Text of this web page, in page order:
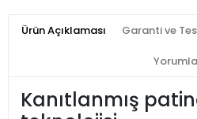
Ürün Açıklaması Garanti ve
Kanıtlanmış